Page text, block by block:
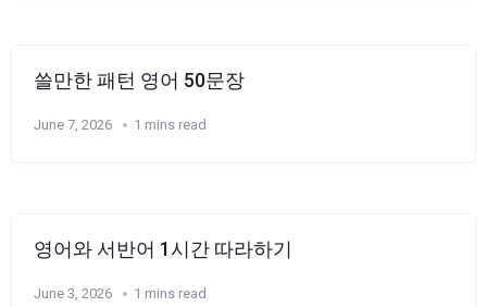
쓸만한 패턴 영어 50문장
June 7, 2026 1 mins read
영어와 서반어 1시간 따라하기
June 3, 2026 1 mins read